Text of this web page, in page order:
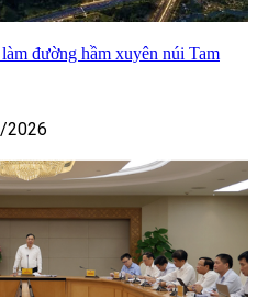
đường hầm xuyên núi Tam
2026